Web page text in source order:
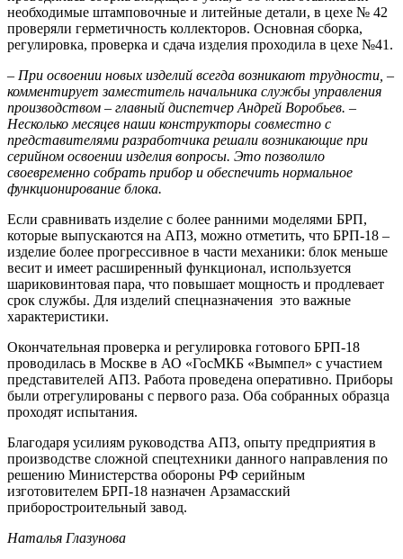
необходимые штамповочные и литейные детали, в цехе № 42
проверяли герметичность коллекторов. Основная сборка,
регулировка, проверка и сдача изделия проходила в цехе №41.
– При освоении новых изделий всегда возникают трудности, –
комментирует заместитель начальника службы управления
производством – главный диспетчер Андрей Воробьев. –
Несколько месяцев наши конструкторы совместно с
представителями разработчика решали возникающие при
серийном освоении изделия вопросы. Это позволило
своевременно собрать прибор и обеспечить нормальное
функционирование блока.
Если сравнивать изделие с более ранними моделями БРП,
которые выпускаются на АПЗ, можно отметить, что БРП-18 –
изделие более прогрессивное в части механики: блок меньше
весит и имеет расширенный функционал, используется
шариковинтовая пара, что повышает мощность и продлевает
срок службы. Для изделий спецназначения это важные
характеристики.
Окончательная проверка и регулировка готового БРП-18
проводилась в Москве в АО «ГосМКБ «Вымпел» с участием
представителей АПЗ. Работа проведена оперативно. Приборы
были отрегулированы с первого раза. Оба собранных образца
проходят испытания.
Благодаря усилиям руководства АПЗ, опыту предприятия в
производстве сложной спецтехники данного направления по
решению Министерства обороны РФ серийным
изготовителем БРП-18 назначен Арзамасский
приборостроительный завод.
Наталья Глазунова